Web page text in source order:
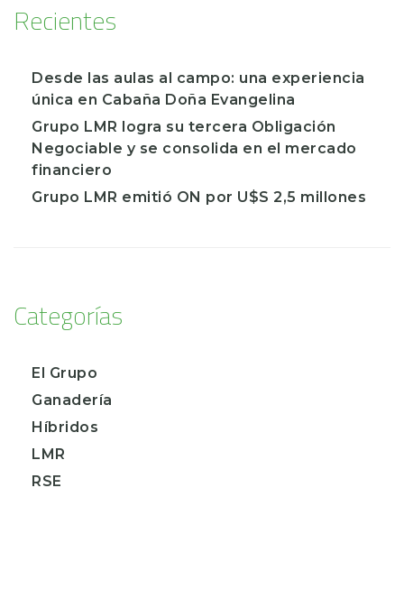
Recientes
Desde las aulas al campo: una experiencia
única en Cabaña Doña Evangelina
Grupo LMR logra su tercera Obligación
Negociable y se consolida en el mercado
financiero
Grupo LMR emitió ON por U$S 2,5 millones
Categorías
El Grupo
Ganadería
Híbridos
LMR
RSE